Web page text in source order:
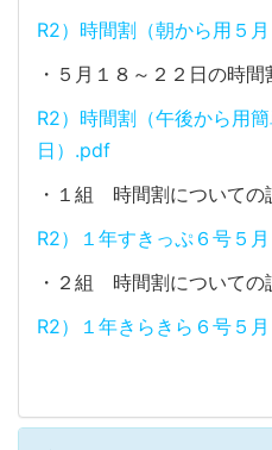
R2）時間割（朝から用５
・５月１８～２２日の
R2）時間割（午後から用
日）.pdf
・１組 時間割についての
R2）１年すきっぷ６号５
・２組 時間割についての
R2）１年きらきら６号５